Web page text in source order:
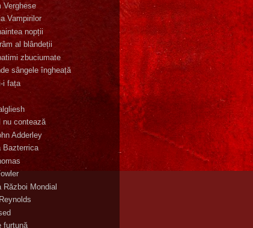
Verghese
Vampirilor
nopții
al blândeții
zbuciumate
sângele îngheață
i fața
nu contează
Adderley
Bazterrica
Război Mondial
furtună